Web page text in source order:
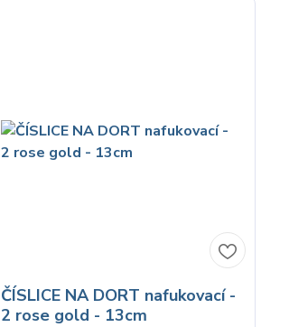
ČÍSLICE NA DORT nafukovací -
2 rose gold - 13cm